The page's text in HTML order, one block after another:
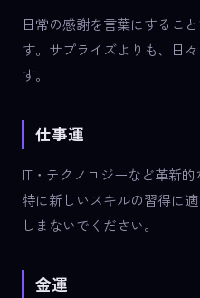
日常の感謝を言葉にするこ
す。サプライズよりも、日
す。
仕事運
IT・テクノロジーなど革新
特に新しいスキルの習得に
しまないでください。
金運